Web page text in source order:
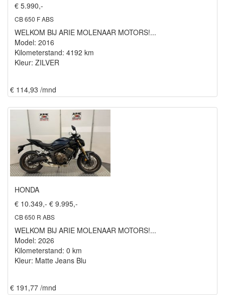
€ 5.990,-
CB 650 F ABS
WELKOM BIJ ARIE MOLENAAR MOTORS!...
Model: 2016
Kilometerstand: 4192 km
Kleur: ZILVER
€ 114,93 /mnd
HONDA
€ 10.349,- € 9.995,-
CB 650 R ABS
WELKOM BIJ ARIE MOLENAAR MOTORS!...
Model: 2026
Kilometerstand: 0 km
Kleur: Matte Jeans Blu
€ 191,77 /mnd